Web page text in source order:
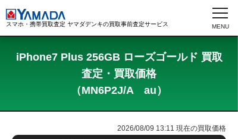
スマホ・携帯買取査定 ヤマダデンキの買取事前査定サービス
iPhone7 Plus 256GB ローズゴールド 買取
査定・買取価格
（MN6P2J/A au）
2026/08/09 13:11 現在の買取価格